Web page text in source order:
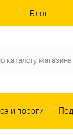
Блог
и пороги